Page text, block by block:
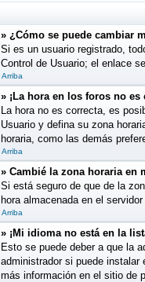
» ¿Cómo se puede cambiar
Si es un usuario registrado,
Control de Usuario; el enlace
Arriba
» ¡La hora en los foros no es
La hora no es correcta, es
Usuario y defina su zona
horaria, como las demás
Arriba
» Cambié la zona horaria en
Si está seguro de que de la
hora almacenada en el
Arriba
» ¡Mi idioma no está en la
Esto se puede deber a que la
administrador si puede
más información en el sitio de